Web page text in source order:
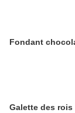
Fondant
Galette des